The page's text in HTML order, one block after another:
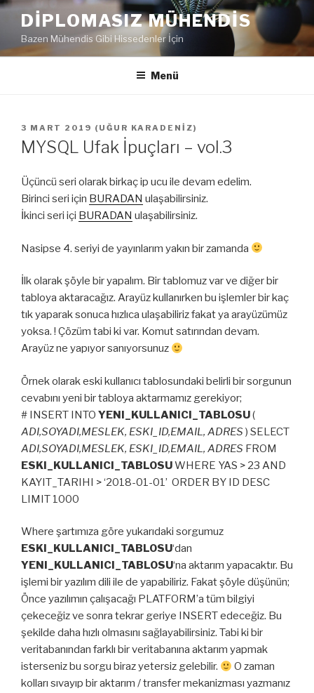
İçeriğe
DIPLOMASIZ MÜHENDIS
Bazen Mühendis Gibi Hissedenler İçin
Menü
YAYIM
TARIHI
3 MART 2019 ( UĞUR KARADENIZ)
MYSQL Ufak İpuçları – vol.3
Üçüncü seri olarak birkaç ip ucu ile devam edelim.
Birinci seri için BURADAN ulaşabilirsiniz.
İkinci seri içi BURADAN ulaşabilirsiniz.
Nasipse 4. seriyi de yayınlarım yakın bir zamanda
İlk olarak şöyle bir yapalım. Bir tablomuz var ve diğer bir
tabloya aktaracağız. Arayüz kullanırken bu işlemler bir kaç
tık yaparak sonuca hızlıca ulaşabiliriz fakat ya arayüzümüz
yoksa. ! Çözüm tabi ki var. Komut satırından devam.
Arayüz ne yapıyor sanıyorsunuz
Örnek olarak eski kullanıcı tablosundaki belirli bir sorgunun
cevabını yeni bir tabloya aktarmamız gerekiyor;
# INSERT INTO YENI_KULLANICI_TABLOSU(
ADI,SOYADI,MESLEK, ESKI_ID,EMAIL, ADRES ) SELECT
ADI,SOYADI,MESLEK, ESKI_ID,EMAIL, ADRES FROM
ESKI_KULLANICI_TABLOSUWHERE YAS > 23 AND
KAYIT_TARIHI > ‘2018-01-01’ ORDER BY ID DESC
LIMIT 1000
Where şartımıza göre yukarıdaki sorgumuz
ESKI_KULLANICI_TABLOSU‘dan
YENI_KULLANICI_TABLOSU‘na aktarım yapacaktır. Bu
işlemi bir yazılım dili ile de yapabiliriz. Fakat şöyle düşünün;
Önce yazılımın çalışacağı PLATFORM’a tüm bilgiyi
çekeceğiz ve sonra tekrar geriye INSERT edeceğiz. Bu
şekilde daha hızlı olmasını sağlayabilirsiniz. Tabi ki bir
veritabanından farklı bir veritabanına aktarım yapmak
isterseniz bu sorgu biraz yetersiz gelebilir.
O zaman
kolları sıvayıp bir aktarım / transfer mekanizması yazmanız